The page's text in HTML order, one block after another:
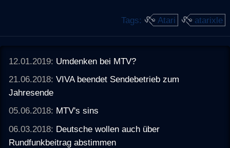
Tags: Atari atarixle
12.01.2019: Umdenken bei MTV?
21.06.2018:VIVA beendet Sendebetrieb zum
Jahresende
05.06.2018: MTV's sins
06.03.2018: Deutsche wollen auch über
Rundfunkbeitrag abstimmen